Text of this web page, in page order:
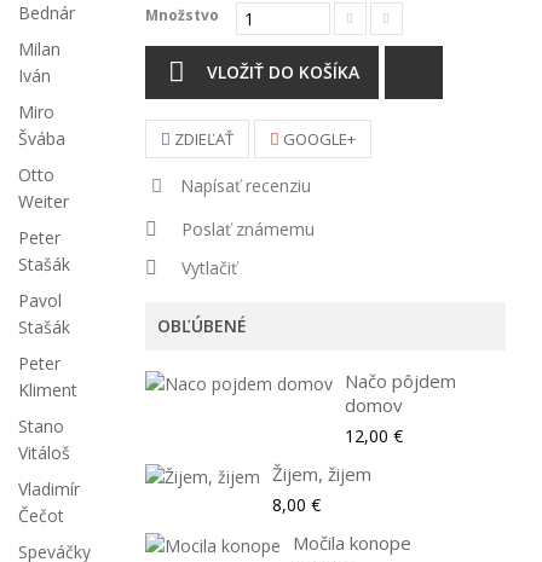
Bednár
Milan
Iván
Miro
Švába
Otto
Weiter
Peter
Stašák
Pavol
Stašák
Peter
Kliment
Stano
Vitáloš
Vladimír
Čečot
Speváčky
Množstvo
VLOŽIŤ DO KOŠÍKA
ZDIEĽAŤ GOOGLE+
Napísať recenziu
Poslať známemu
Vytlačiť
OBĽÚBENÉ
Načo pôjdem
domov
12,00 €
Žijem, žijem
8,00 €
Močila konope